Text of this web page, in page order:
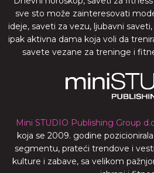
sve sto može zainteresovati
ideje, saveti za vezu, ljubavni
ipak aktivna dama koja voli da
savete vezane za treninge i
Mini STUDIO Publishing Group
koja se 2009. godine
segmentu, prateći trendove i
kulture i zabave, sa velikom